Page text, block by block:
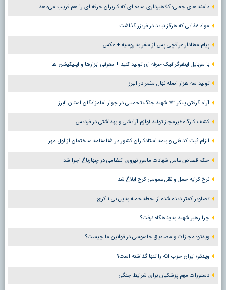
دامنه های جعلی؛ کلاهبرداری ساده ای که کاربران حرفه ای را هم فریب می‌دهد
مواد غذایی که هرگز نباید در فریزر گذاشت
پیام معنادار عراقچی پس از سفر به روسیه + عکس
با موبایل اینفوگرافیک حرفه ای تولید کنید + معرفی ابزارها و اپلیکیشن ها
تولید سه هزار اصله نهال مثمر در البرز
آرام گرفتن پیکر ۷۳ شهید جنگ تحمیلی در جوار امامزادگان استان البرز
کشف کارگاه غیرمجاز تولید لوازم آرایشی و بهداشتی در فردیس
الزام ثبت کد فنی و بیمه استادکاران کشور در شناسنامه ساختمان از اول مهر
حکم قصاص عامل شهادت مامور نیروی انتظامی در چهارباغ اجرا شد
نرخ کرایه حمل و نقل عمومی کرج ابلاغ شد
تصاویر کمتر دیده شده از لحظه حمله به پل بی ۱ کرج
چرا رهبر شهید به پناهگاه نرفت؟
ویدئو؛ مجازات و مصادیق جاسوسی در قوانین ما چیست؟
ویدئو؛ ایران حزب الله را تنها گذاشته است؟
دستورات مهم پزشکیان برای شرایط جنگی